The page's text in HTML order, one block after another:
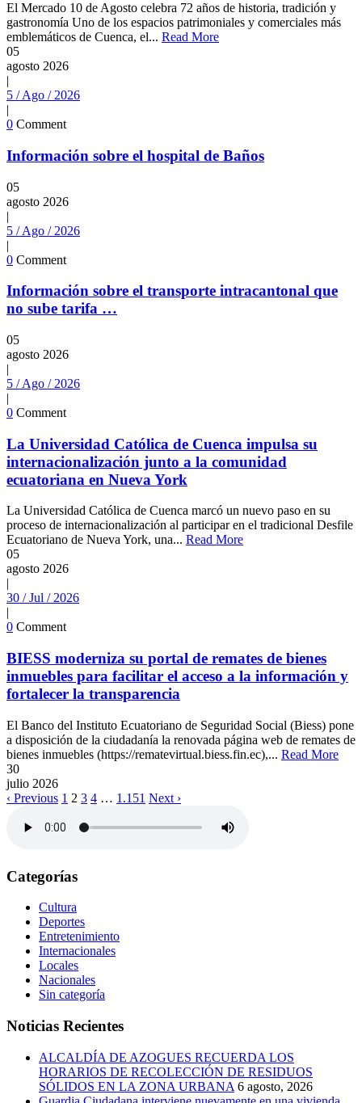
El Mercado 10 de Agosto celebra 72 años de historia, tradición y
gastronomía Uno de los espacios patrimoniales y comerciales más
emblemáticos de Cuenca, el... Read More
05
agosto 2026
|
5 / Ago / 2026
|
0 Comment
Información sobre el hospital de Baños
05
agosto 2026
|
5 / Ago / 2026
|
0 Comment
Información sobre el transporte intracantonal que
no sube tarifa …
05
agosto 2026
|
5 / Ago / 2026
|
0 Comment
La Universidad Católica de Cuenca impulsa su
internacionalización junto a la comunidad
ecuatoriana en Nueva York
La Universidad Católica de Cuenca marcó un nuevo paso en su
proceso de internacionalización al participar en el tradicional Desfile
Ecuatoriano de Nueva York, una... Read More
05
agosto 2026
|
30 / Jul / 2026
|
0 Comment
BIESS moderniza su portal de remates de bienes
inmuebles para facilitar el acceso a la información y
fortalecer la transparencia
El Banco del Instituto Ecuatoriano de Seguridad Social (Biess) pone
a disposición de la ciudadanía la renovada página web de remates de
bienes inmuebles (https://rematevirtual.biess.fin.ec),... Read More
30
julio 2026
‹ Previous 1 2 3 4 … 1.151 Next ›
Categorías
Cultura
Deportes
Entretenimiento
Internacionales
Locales
Nacionales
Sin categoría
Noticias Recientes
ALCALDÍA DE AZOGUES RECUERDA LOS
HORARIOS DE RECOLECCIÓN DE RESIDUOS
SÓLIDOS EN LA ZONA URBANA 6 agosto, 2026